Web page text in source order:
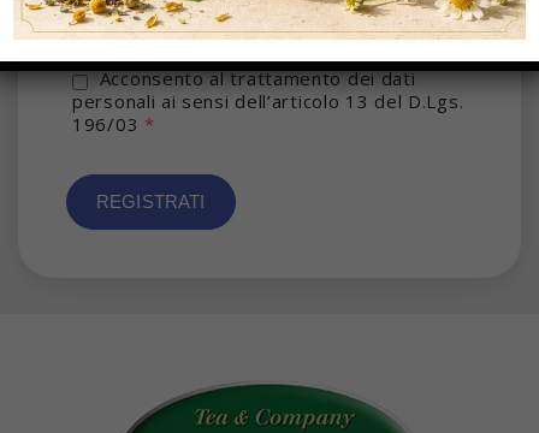
Acconsento al trattamento dei dati
personali ai sensi dell’articolo 13 del D.Lgs.
196/03 *
REGISTRATI